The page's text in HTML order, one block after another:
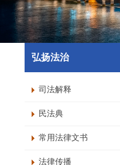
弘扬法治
司法解释
民法典
常用法律文书
法律传播